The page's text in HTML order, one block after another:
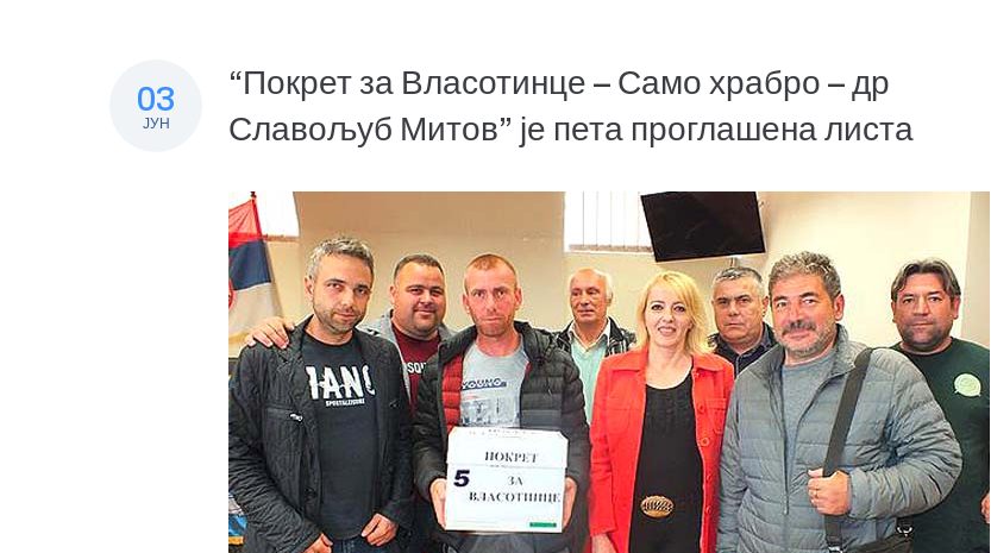
03
ЈУН
“Покрет за Власотинце – Само храбро – др
Славољуб Митов” је пета проглашена листа